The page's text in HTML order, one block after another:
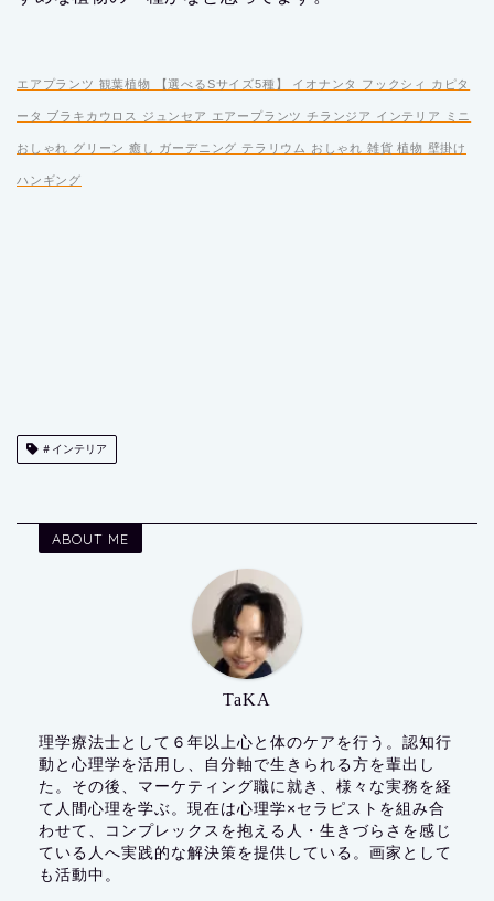
エアプランツ 観葉植物 【選べるSサイズ5種】 イオナンタ フックシィ カピタ
ータ ブラキカウロス ジュンセア エアープランツ チランジア インテリア ミニ
おしゃれ グリーン 癒し ガーデニング テラリウム おしゃれ 雑貨 植物 壁掛け
ハンギング
＃インテリア
ABOUT ME
TaKA
理学療法士として６年以上心と体のケアを行う。認知行
動と心理学を活用し、自分軸で生きられる方を輩出し
た。その後、マーケティング職に就き、様々な実務を経
て人間心理を学ぶ。現在は心理学×セラピストを組み合
わせて、コンプレックスを抱える人・生きづらさを感じ
ている人へ実践的な解決策を提供している。画家として
も活動中。